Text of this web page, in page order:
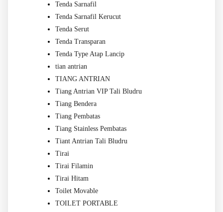
Tenda Sarnafil
Tenda Sarnafil Kerucut
Tenda Serut
Tenda Transparan
Tenda Type Atap Lancip
tian antrian
TIANG ANTRIAN
Tiang Antrian VIP Tali Bludru
Tiang Bendera
Tiang Pembatas
Tiang Stainless Pembatas
Tiant Antrian Tali Bludru
Tirai
Tirai Filamin
Tirai Hitam
Toilet Movable
TOILET PORTABLE